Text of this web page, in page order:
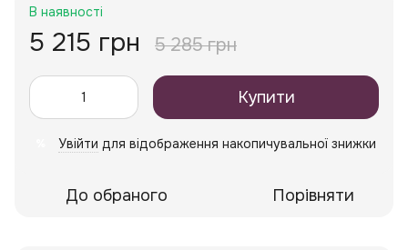
В наявності
5 215 грн 5 285 грн
Купити
Увійти для відображення накопичувальної знижки
До обраного Порівняти